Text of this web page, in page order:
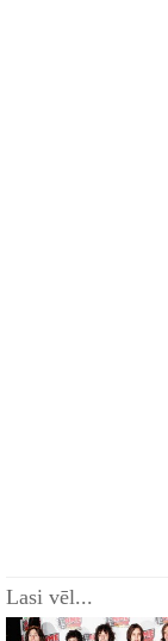
Lasi vēl...